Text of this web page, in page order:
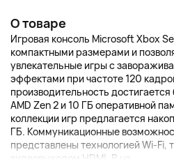
О товаре
Игровая консоль Microsoft Xbox
компактными размерами и
увлекательные игры с
эффектами при частоте 120
производительность
AMD Zen 2 и 10 ГБ оперативной
коллекции игр предлагается
ГБ. Коммуникационные
представлены технологией Wi-Fi,
видеовыходом HDMI. В на...